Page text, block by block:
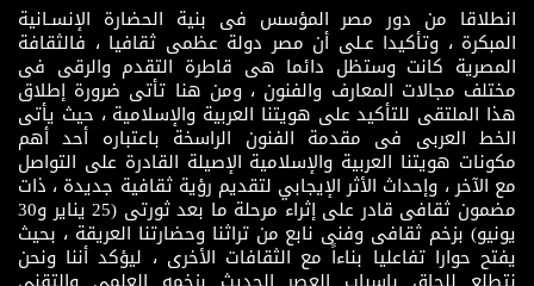
انطلاقا من دور مصر المؤسس فى بنية الحضارة الإنسـانية
المبكرة ، وتأكيدا عـلى أن مصر دولة عظمى ثقافيا ، فالثقافة
المصرية كانت وستظل دائما هى قاطرة التقدم والرقى فى
مختلف مجالات المعارف والفنون ، ومن هنا تأتى ضرورة إطلاق
هذا الملتقى للتأكيد على هويتنا العربية والإسلامية ، حيث يأتى
الخط العربى فى مقدمة الفنون الراسخة باعتباره أحد أهم
مكونات هويتنا العربية والإسلامية الإصيلة القادرة على التواصل
مع الآخر ، وإحداث الأثر الإيجابي لتقديم رؤية ثقافية جديدة ، ذات
مضمون ثقافى قادر على إثراء مرحلة ما بعد ثورتى (25 يناير و30
يونيو) بزخم ثقافى وفنى نابع من تراثنا وحضارتنا العريقة ، بحيث
يفتح حوارا تفاعليا بناءاً مع الثقافات الأخرى ، ليؤكد أننا ونحن